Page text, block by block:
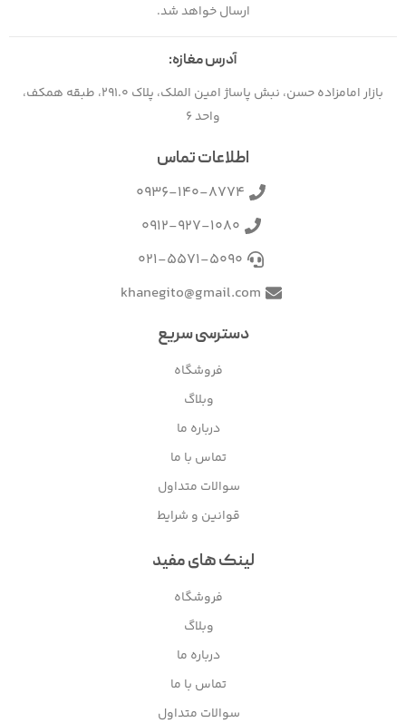
ارسال خواهد شد.
آدرس مغازه:
بازار امامزاده حسن، نبش پاساژ امین الملک، پلاک 291.0، طبقه همکف،
واحد 6
اطلاعات تماس
0936-140-8774
0912-927-1080
021-5571-5090
khanegito@gmail.com
دسترسی سریع
فروشگاه
وبلاگ
درباره ما
تماس با ما
سوالات متداول
قوانین و شرایط
لینک های مفید
فروشگاه
وبلاگ
درباره ما
تماس با ما
سوالات متداول